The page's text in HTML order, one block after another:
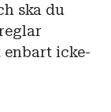
ska du
icke-